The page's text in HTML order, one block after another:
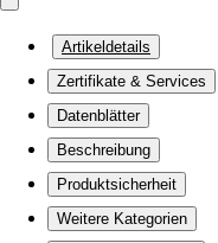
Artikeldetails
Zertifikate & Services
Datenblätter
Beschreibung
Produktsicherheit
Weitere Kategorien